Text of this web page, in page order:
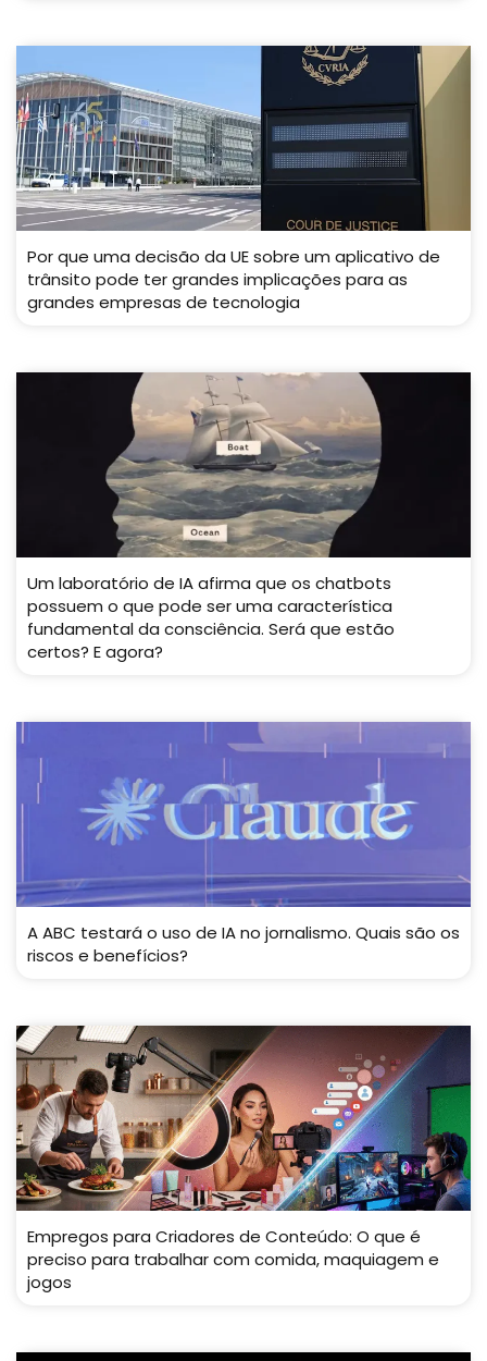
Por que uma decisão da UE sobre um aplicativo de
trânsito pode ter grandes implicações para as
grandes empresas de tecnologia
Um laboratório de IA afirma que os chatbots
possuem o que pode ser uma característica
fundamental da consciência. Será que estão
certos? E agora?
A ABC testará o uso de IA no jornalismo. Quais são os
riscos e benefícios?
Empregos para Criadores de Conteúdo: O que é
preciso para trabalhar com comida, maquiagem e
jogos